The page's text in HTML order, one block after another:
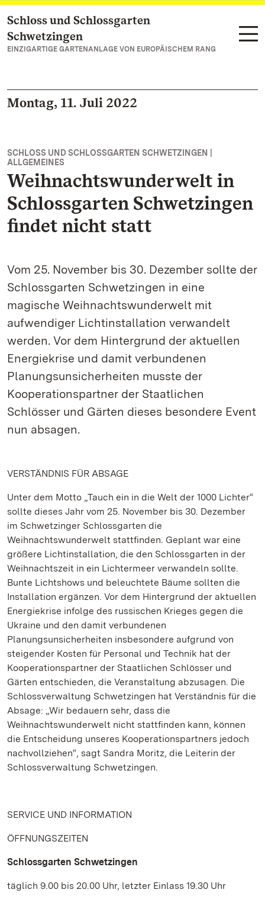
Zum Hauptinhalt springen
Schloss und Schlossgarten
Schwetzingen
EINZIGARTIGE GARTENANLAGE VON EUROPÄISCHEM RANG
Montag, 11. Juli 2022
SCHLOSS UND SCHLOSSGARTEN SCHWETZINGEN |
ALLGEMEINES
Weihnachtswunderwelt in
Schlossgarten Schwetzingen
findet nicht statt
Vom 25. November bis 30. Dezember sollte der
Schlossgarten Schwetzingen in eine
magische Weihnachtswunderwelt mit
aufwendiger Lichtinstallation verwandelt
werden. Vor dem Hintergrund der aktuellen
Energiekrise und damit verbundenen
Planungsunsicherheiten musste der
Kooperationspartner der Staatlichen
Schlösser und Gärten dieses besondere Event
nun absagen.
VERSTÄNDNIS FÜR ABSAGE
Unter dem Motto „Tauch ein in die Welt der 1000 Lichter“
sollte dieses Jahr vom 25. November bis 30. Dezember
im Schwetzinger Schlossgarten die
Weihnachtswunderwelt stattfinden. Geplant war eine
größere Lichtinstallation, die den Schlossgarten in der
Weihnachtszeit in ein Lichtermeer verwandeln sollte.
Bunte Lichtshows und beleuchtete Bäume sollten die
Installation ergänzen. Vor dem Hintergrund der aktuellen
Energiekrise infolge des russischen Krieges gegen die
Ukraine und den damit verbundenen
Planungsunsicherheiten insbesondere aufgrund von
steigender Kosten für Personal und Technik hat der
Kooperationspartner der Staatlichen Schlösser und
Gärten entschieden, die Veranstaltung abzusagen. Die
Schlossverwaltung Schwetzingen hat Verständnis für die
Absage: „Wir bedauern sehr, dass die
Weihnachtswunderwelt nicht stattfinden kann, können
die Entscheidung unseres Kooperationspartners jedoch
nachvollziehen“, sagt Sandra Moritz, die Leiterin der
Schlossverwaltung Schwetzingen.
SERVICE UND INFORMATION
ÖFFNUNGSZEITEN
Schlossgarten Schwetzingen
täglich 9.00 bis 20.00 Uhr, letzter Einlass 19.30 Uhr